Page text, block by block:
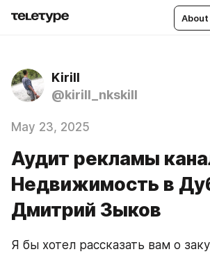
Kirill
@kirill_nkskill
May 23, 2025
Аудит рекламы
Недвижимость в
Дмитрий Зыков
Я бы хотел рассказать вам о